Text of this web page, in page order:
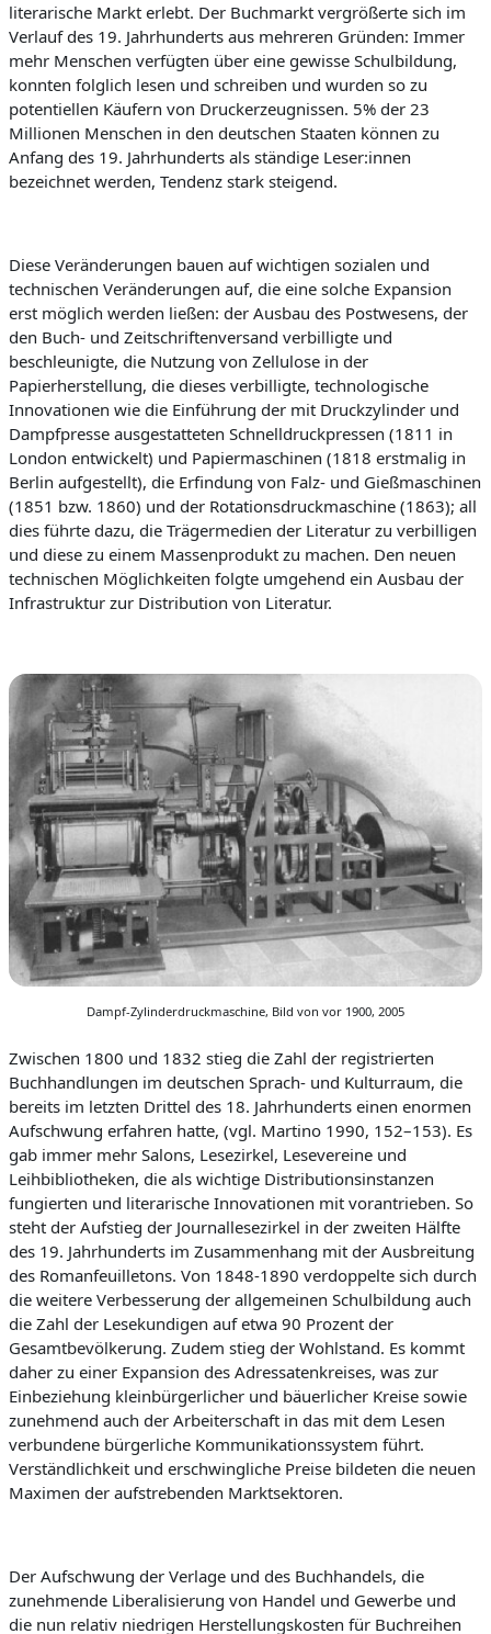
e
literarische Markt erlebt. Der Buchmarkt vergrößerte sich im
Verlauf des 19. Jahrhunderts aus mehreren Gründen: Immer
mehr Menschen verfügten über eine gewisse Schulbildung,
konnten folglich lesen und schreiben und wurden so zu
potentiellen Käufern von Druckerzeugnissen. 5% der 23
Millionen Menschen in den deutschen Staaten können zu
Anfang des 19. Jahrhunderts als ständige Leser:innen
bezeichnet werden, Tendenz stark steigend.
Diese Veränderungen bauen auf wichtigen sozialen und
technischen Veränderungen auf, die eine solche Expansion
erst möglich werden ließen: der Ausbau des Postwesens, der
den Buch- und Zeitschriftenversand verbilligte und
beschleunigte, die Nutzung von Zellulose in der
Papierherstellung, die dieses verbilligte, technologische
Innovationen wie die Einführung der mit Druckzylinder und
Dampfpresse ausgestatteten Schnelldruckpressen (1811 in
London entwickelt) und Papiermaschinen (1818 erstmalig in
Berlin aufgestellt), die Erfindung von Falz- und Gießmaschinen
(1851 bzw. 1860) und der Rotationsdruckmaschine (1863); all
dies führte dazu, die Trägermedien der Literatur zu verbilligen
und diese zu einem Massenprodukt zu machen. Den neuen
technischen Möglichkeiten folgte umgehend ein Ausbau der
Infrastruktur zur Distribution von Literatur.
Dampf-Zylinderdruckmaschine, Bild von vor 1900, 2005
Zwischen 1800 und 1832 stieg die Zahl der registrierten
Buchhandlungen im deutschen Sprach- und Kulturraum, die
bereits im letzten Drittel des 18. Jahrhunderts einen enormen
Aufschwung erfahren hatte, (vgl. Martino 1990, 152–153). Es
gab immer mehr Salons, Lesezirkel, Lesevereine und
Leihbibliotheken, die als wichtige Distributionsinstanzen
fungierten und literarische Innovationen mit vorantrieben. So
steht der Aufstieg der Journallesezirkel in der zweiten Hälfte
des 19. Jahrhunderts im Zusammenhang mit der Ausbreitung
des Romanfeuilletons. Von 1848-1890 verdoppelte sich durch
die weitere Verbesserung der allgemeinen Schulbildung auch
die Zahl der Lesekundigen auf etwa 90 Prozent der
Gesamtbevölkerung. Zudem stieg der Wohlstand. Es kommt
daher zu einer Expansion des Adressatenkreises, was zur
Einbeziehung kleinbürgerlicher und bäuerlicher Kreise sowie
zunehmend auch der Arbeiterschaft in das mit dem Lesen
verbundene bürgerliche Kommunikationssystem führt.
Verständlichkeit und erschwingliche Preise bildeten die neuen
Maximen der aufstrebenden Marktsektoren.
Der Aufschwung der Verlage und des Buchhandels, die
zunehmende Liberalisierung von Handel und Gewerbe und
die nun relativ niedrigen Herstellungskosten für Buchreihen